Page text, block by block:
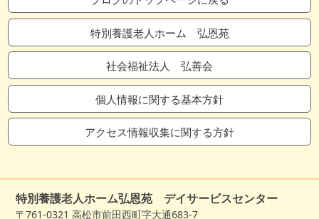
2025年7月
2025年6月
2025年5月
2025年4月
2025年1月
特別養護老人ホーム 弘恩苑
社会福祉法人 弘善会
個人情報に関する基本方針
アクセス情報収集に関する方針
特別養護老人ホーム弘恩苑 デイサービスセンター
〒761-0321 高松市前田西町字大通683-7